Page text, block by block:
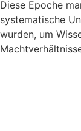
Diese Epoche
systematische
wurden, um